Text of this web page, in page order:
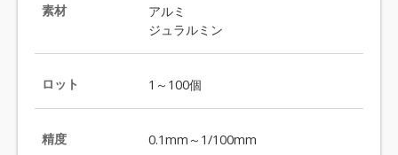
素材
アルミ
ジュラルミン
ロット 1～100個
精度 0.1mm～1/100mm